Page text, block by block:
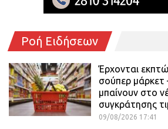
Ροή Ειδήσεων
Έρχονται
σούπερ μάρκετ
μπαίνουν στο
συγκράτησης
09/08/2026 17:41